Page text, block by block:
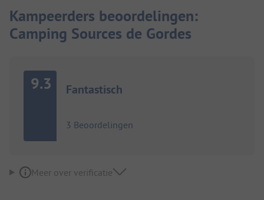
Kampeerders beoordelingen:
Camping Sources de Gordes
9.3 Fantastisch
3 Beoordelingen
Meer over verificatie